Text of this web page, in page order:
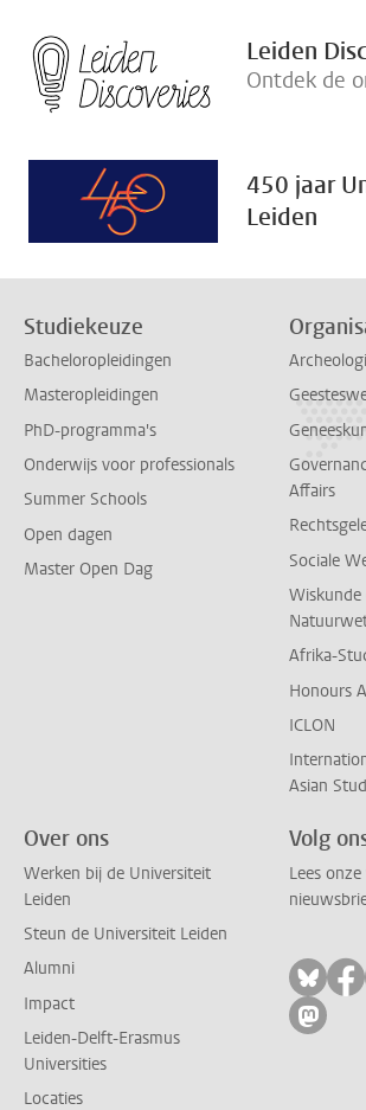
Leiden
Ontdek de
450 jaar
Leiden
Studiekeuze
Bacheloropleidingen
Masteropleidingen
PhD-programma's
Onderwijs voor professionals
Summer Schools
Open dagen
Master Open Dag
Affairs
Sociale
Wiskunde
Afrika-
Honours
ICLON
Asian
Over ons
Werken bij de Universiteit
Leiden
Steun de Universiteit Leiden
Alumni
Impact
Leiden-Delft-Erasmus
Universities
Locaties
Volg
Lees
Volg
Volg